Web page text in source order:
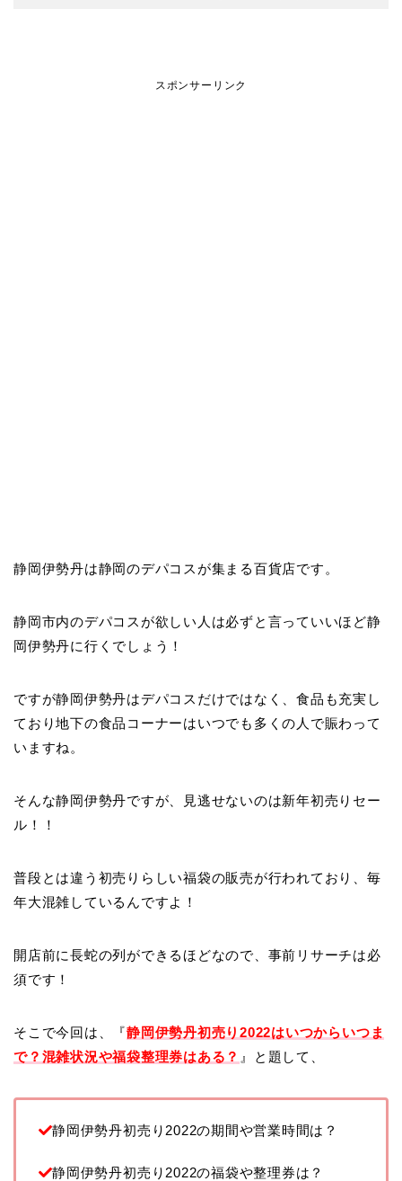
スポンサーリンク
静岡伊勢丹は静岡のデパコスが集まる百貨店です。
静岡市内のデパコスが欲しい人は必ずと言っていいほど静
岡伊勢丹に行くでしょう！
ですが静岡伊勢丹はデパコスだけではなく、食品も充実し
ており地下の食品コーナーはいつでも多くの人で賑わって
いますね。
そんな静岡伊勢丹ですが、見逃せないのは新年初売りセー
ル！！
普段とは違う初売りらしい福袋の販売が行われており、毎
年大混雑しているんですよ！
開店前に長蛇の列ができるほどなので、事前リサーチは必
須です！
そこで今回は、『静岡伊勢丹初売り2022はいつからいつま
で？混雑状況や福袋整理券はある？ 』と題して、
静岡伊勢丹初売り2022の期間や営業時間は？
静岡伊勢丹初売り2022の福袋や整理券は？